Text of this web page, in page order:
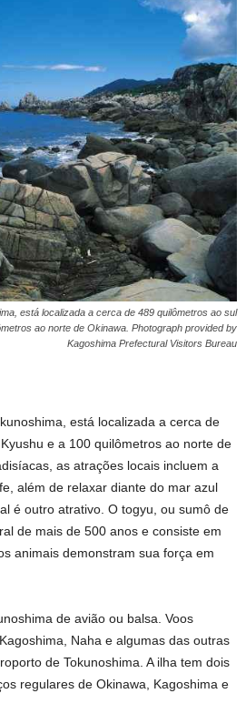
está localizada a cerca de 489 quilômetros ao sul
ao norte de Okinawa. Photograph provided by
Kagoshima Prefectural Visitors Bureau
está localizada a cerca de
e a 100 quilômetros ao norte de
as atrações locais incluem a
além de relaxar diante do mar azul
é outro atrativo. O togyu, ou sumô de
de mais de 500 anos e consiste em
animais demonstram sua força em
de avião ou balsa. Voos
Naha e algumas das outras
de Tokunoshima. A ilha tem dois
regulares de Okinawa, Kagoshima e